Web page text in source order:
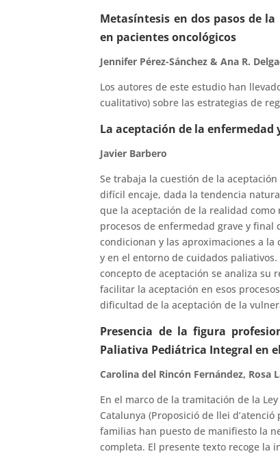
Metasíntesis en dos pasos de
en pacientes oncológicos
Jennifer Pérez-Sánchez & Ana R.
Los autores de este estudio han
cualitativo) sobre las estrategias de
La aceptación de la enfermedad
Javier Barbero
Se trabaja la cuestión de la
difícil encaje, dada la tendencia
que la aceptación de la realidad
procesos de enfermedad grave y
condicionan y las aproximaciones a
y en el entorno de cuidados
concepto de aceptación se analiza su
facilitar la aceptación en esos
dificultad de la aceptación de la
Presencia de la figura
Paliativa Pediátrica Integral en
Carolina del Rincón Fernández, Rosa
En el marco de la tramitación de la
Catalunya (Proposició de llei
familias han puesto de manifiesto la
completa. El presente texto recoge la